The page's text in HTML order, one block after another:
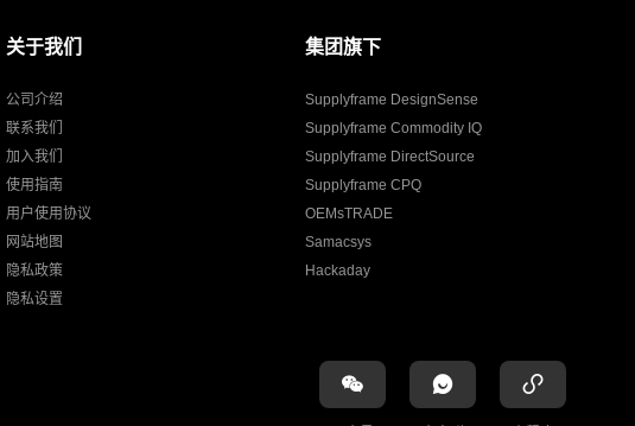
关于我们
公司介绍
联系我们
加入我们
使用指南
用户使用协议
网站地图
隐私政策
隐私设置
集团旗下
Supplyframe DesignSense
Supplyframe Commodity IQ
Supplyframe DirectSource
Supplyframe CPQ
OEMsTRADE
Samacsys
Hackaday